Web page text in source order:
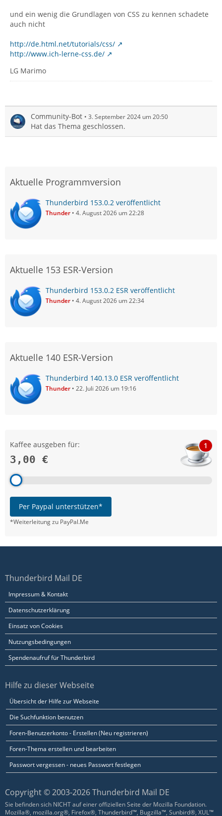
und ein wenig die Grundlagen von CSS zu kennen schadete
auch nicht
http://de.html.net/tutorials/css/
http://www.ich-lerne-css.de/
LG Marimo
Community-Bot 3. September 2024 um 20:50
Hat das Thema geschlossen.
Aktuelle Programmversion
Thunderbird 153.0.2 veröffentlicht
Thunder 4. August 2026 um 22:28
Aktuelle 153 ESR-Version
Thunderbird 153.0.2 ESR veröffentlicht
Thunder 4. August 2026 um 22:34
Aktuelle 140 ESR-Version
Thunderbird 140.13.0 ESR veröffentlicht
Thunder 22. Juli 2026 um 19:16
Kaffee ausgeben für:
3,00 €
1
Per Paypal unterstützen*
*Weiterleitung zu PayPal.Me
Thunderbird Mail DE
Impressum & Kontakt
Datenschutzerklärung
Einsatz von Cookies
Nutzungsbedingungen
Spendenaufruf für Thunderbird
Hilfe zu dieser Webseite
Übersicht der Hilfe zur Webseite
Die Suchfunktion benutzen
Foren-Benutzerkonto - Erstellen (Neu registrieren)
Foren-Thema erstellen und bearbeiten
Passwort vergessen - neues Passwort festlegen
Copyright © 2003-2026 Thunderbird Mail DE
Sie befinden sich NICHT auf einer offiziellen Seite der Mozilla Foundation.
Mozilla®, mozilla.org®, Firefox®, Thunderbird™, Bugzilla™, Sunbird®, XUL™